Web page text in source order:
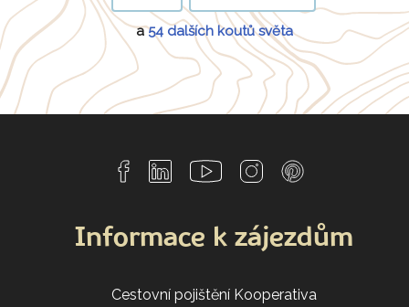
a54 dalších koutů světa
Informace k zájezdům
Cestovní pojištění Kooperativa